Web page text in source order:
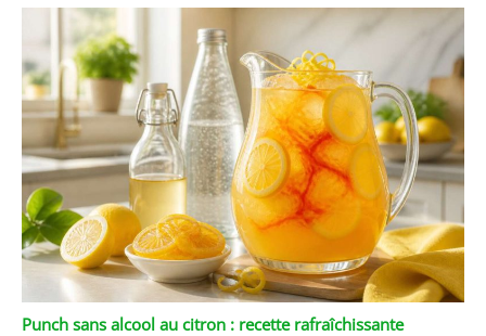
Punch sans alcool au citron : recette rafraîchissante